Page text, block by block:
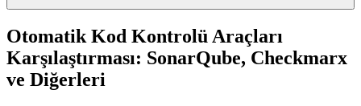
Otomatik Kod Kontrolü Araçları
Karşılaştırması: SonarQube, Checkmarx
ve Diğerleri